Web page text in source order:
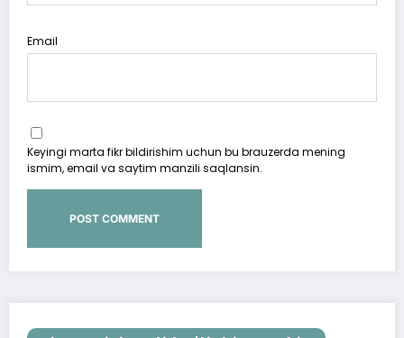
Email
Keyingi marta fikr bildirishim uchun bu brauzerda mening
ismim, email va saytim manzili saqlansin.